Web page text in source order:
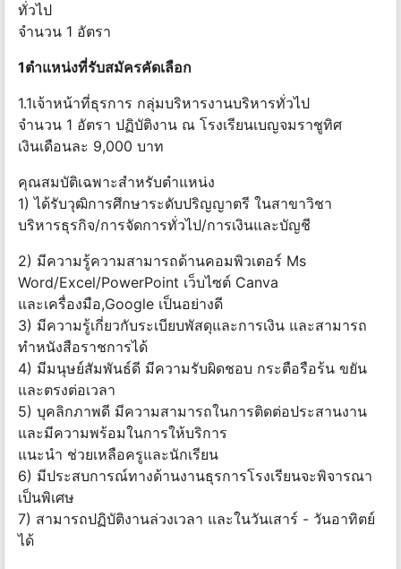
ทั่วไป
จำนวน 1 อัตรา
1ตำแหน่งที่รับสมัครคัดเลือก
1.1เจ้าหน้าที่ธุรการ กลุ่มบริหารงานบริหารทั่วไป
จำนวน 1 อัตรา ปฏิบัติงาน ณ โรงเรียนเบญจมราชูทิศ
เงินเดือนละ 9,000 บาท
คุณสมบัติเฉพาะสำหรับตำแหน่ง
1) ได้รับวุฒิการศึกษาระดับปริญญาตรี ในสาขาวิชา
บริหารธุรกิจ/การจัดการทั่วไป/การเงินและบัญชี
2) มีความรู้ความสามารถด้านคอมพิวเตอร์ Ms
Word/Excel/PowerPoint เว็บไซต์ Canva
และเครื่องมือ,Google เป็นอย่างดี
3) มีความรู้เกี่ยวกับระเบียบพัสดุและการเงิน และสามารถ
ทำหนังสือราชการได้
4) มีมนุษย์สัมพันธ์ดี มีความรับผิดชอบ กระตือรือร้น ขยัน
และตรงต่อเวลา
5) บุคลิกภาพดี มีความสามารถในการติดต่อประสานงาน
และมีความพร้อมในการให้บริการ
แนะนำ ช่วยเหลือครูและนักเรียน
6) มีประสบการณ์ทางด้านงานธุรการโรงเรียนจะพิจารณา
เป็นพิเศษ
7) สามารถปฏิบัติงานล่วงเวลา และในวันเสาร์ - วันอาทิตย์
ได้